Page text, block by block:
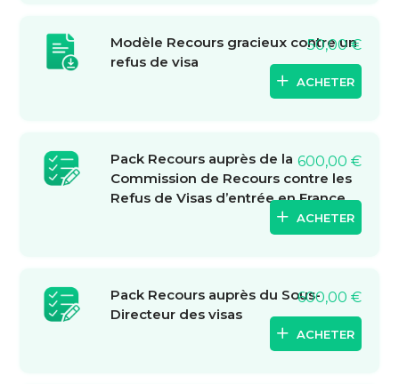
ACHETER
Modèle Recours gracieux contre un
refus de visa
50,00€
ACHETER
Pack Recours auprès de la
Commission de Recours contre les
Refus de Visas d’entrée en France
600,00 €
ACHETER
Pack Recours auprès du Sous-
Directeur des visas
600,00 €